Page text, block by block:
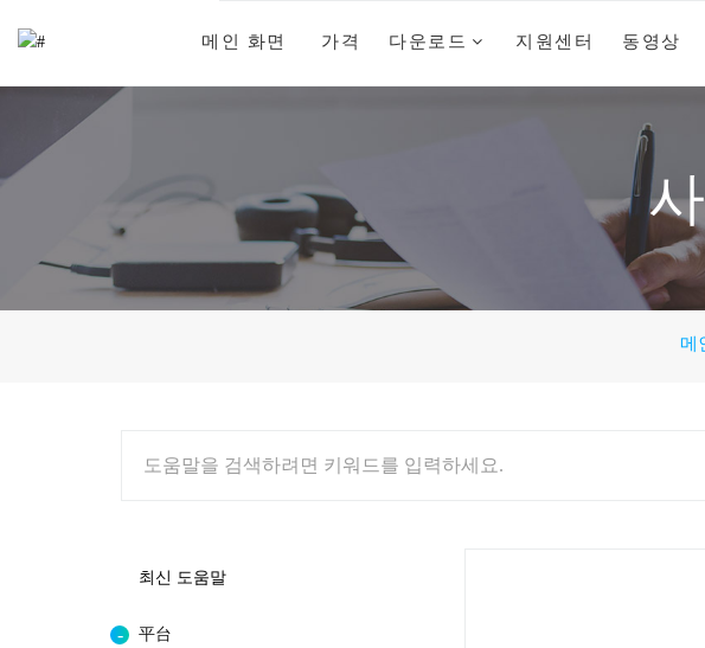
메인 화면 가격 다운로드 지원센터 동영상
메
도움말을 검색하려면 키워드를 입력하세요.
최신 도움말
平台